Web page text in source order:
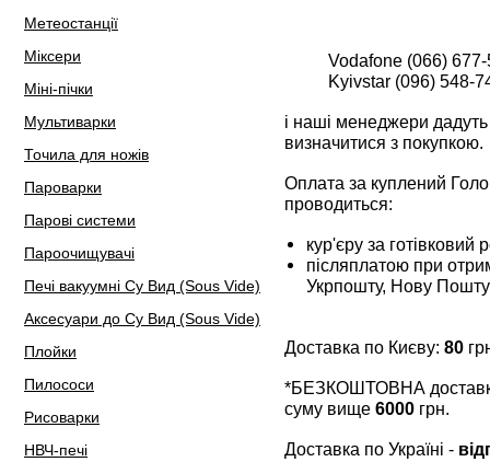
Метеостанції
Міксери
Міні-пічки
Мультиварки
Точила для ножів
Пароварки
Парові системи
Пароочищувачі
Печі вакуумні Су Вид (Sous Vide)
Аксесуари до Су Вид (Sous Vide)
Плойки
Пилососи
Рисоварки
НВЧ-печі
Vodafone (066)
Kyivstar (096) 548-
і наші менеджери
визначитися з покупкою.
Оплата за куплений
проводиться:
кур'єру за готівковий
післяплатою при
Укрпошту, Нову
Доставка по Києву: 80
*БЕЗКОШТОВНА
суму вище 6000 грн.
Доставка по Україні -